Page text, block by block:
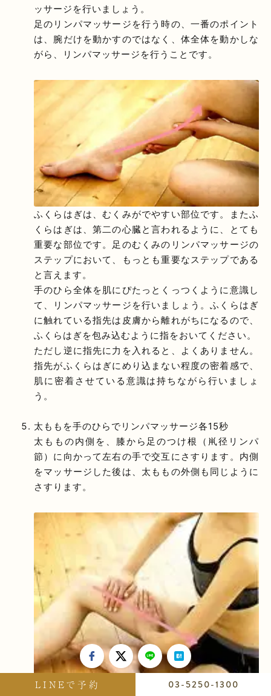
ッサージを行いましょう。
足のリンパマッサージを行う時の、一番のポイント
は、腕だけを動かすのではなく、体全体を動かしな
がら、リンパマッサージを行うことです。
ふくらはぎは、むくみがでやすい部位です。またふ
くらはぎは、第二の心臓と言われるように、とても
重要な部位です。足のむくみのリンパマッサージの
ステップにおいて、もっとも重要なステップである
と言えます。
手のひら全体を肌にぴたっとくっつくように意識し
て、リンパマッサージを行いましょう。ふくらはぎ
に触れている指先は皮膚から離れがちになるので、
ふくらはぎを包み込むように指をおいてください。
ただし逆に指先に力を入れると、よくありません。
指先がふくらはぎにめり込まない程度の密着感で、
肌に密着させている意識は持ちながら行いましょ
う。
太ももを手のひらでリンパマッサージ各15秒
太ももの内側を、膝から足のつけ根（鼡径リンパ
節）に向かって左右の手で交互にさすります。内側
をマッサージした後は、太ももの外側も同じように
さすります。
LINEで予約 03-5250-1300